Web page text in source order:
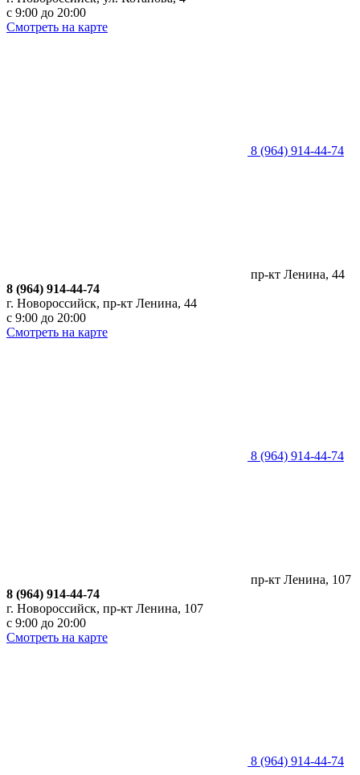
с 9:00 до 20:00
Смотреть на карте
8 (964) 914-44-74
пр-кт Ленина, 44
8 (964) 914-44-74
г. Новороссийск, пр-кт Ленина, 44
с 9:00 до 20:00
Смотреть на карте
8 (964) 914-44-74
пр-кт Ленина, 107
8 (964) 914-44-74
г. Новороссийск, пр-кт Ленина, 107
с 9:00 до 20:00
Смотреть на карте
8 (964) 914-44-74